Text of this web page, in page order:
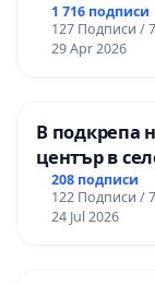
1 716 подписи
127 Подписи /
29 Apr 2026
В подкрепа
център в
208 подписи
122 Подписи /
24 Jul 2026